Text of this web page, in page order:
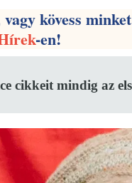
vagy kövess
-en!
cikkeit mindig az